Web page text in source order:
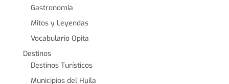
Gastronomia
Mitos y Leyendas
Vocabulario Opita
Destinos
Destinos Turísticos
Municipios del Huila